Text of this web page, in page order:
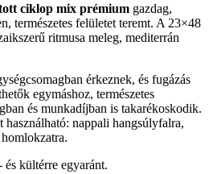
ciklop mix prémium gazdag,
természetes felületet teremt. A 23×48
ritmusa meleg, mediterrán
érkeznek, és fugázás
egymáshoz, természetes
és munkadíjban is takarékoskodik.
használható: nappali hangsúlyfalra,
és kültérre egyaránt.